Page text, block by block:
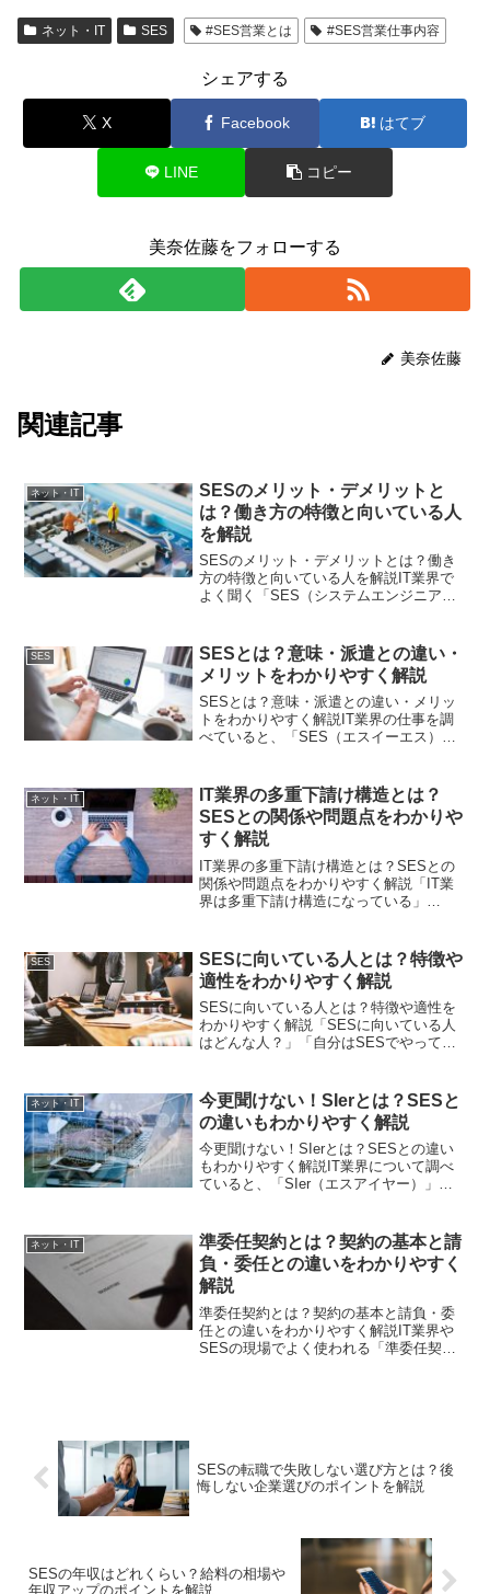
ネット・IT SES #SES営業とは #SES営業仕事内容
シェアする
X Facebook はてブ
LINE コピー
美奈佐藤をフォローする
美奈佐藤
関連記事
ネット・IT
SESのメリット・デメリットと
は？働き方の特徴と向いている人
を解説
SESのメリット・デメリットとは？働き
方の特徴と向いている人を解説IT業界で
よく聞く「SES（システムエンジニアリ
えている人にとって身近な選択肢の一つ
です。しかし一方で...
SES
SESとは？意味・派遣との違い・
メリットをわかりやすく解説
SESとは？意味・派遣との違い・メリッ
トをわかりやすく解説IT業界の仕事を調
べていると、「SES（エスイーエス）」
実はよく分からない」という人も多いの
ではないでしょうか...
ネット・IT
IT業界の多重下請け構造とは？
SESとの関係や問題点をわかりや
すく解説
IT業界の多重下請け構造とは？SESとの
関係や問題点をわかりやすく解説「IT業
界は多重下請け構造になっている」
葉を見かけることがあります。特にSES
に興味を持った方...
SES
SESに向いている人とは？特徴や
適性をわかりやすく解説
SESに向いている人とは？特徴や適性を
わかりやすく解説「SESに向いている人
はどんな人？」「自分はSESでやってい
に、未経験からIT業界に挑戦する場合
や、転職を検討してい...
ネット・IT
今更聞けない！SIerとは？SESと
の違いもわかりやすく解説
今更聞けない！SIerとは？SESとの違い
もわかりやすく解説IT業界について調べ
ていると、「SIer（エスアイヤー）」や
あるけれど、違いがよくわからない」と
いう方も多...
ネット・IT
準委任契約とは？契約の基本と請
負・委任との違いをわかりやすく
解説
準委任契約とは？契約の基本と請負・委
任との違いをわかりやすく解説IT業界や
SESの現場でよく使われる「準委任契
SESの転職で失敗しない選び方とは？後
悔しない企業選びのポイントを解説
SESの年収はどれくらい？給料の相場や
年収アップのポイントを解説